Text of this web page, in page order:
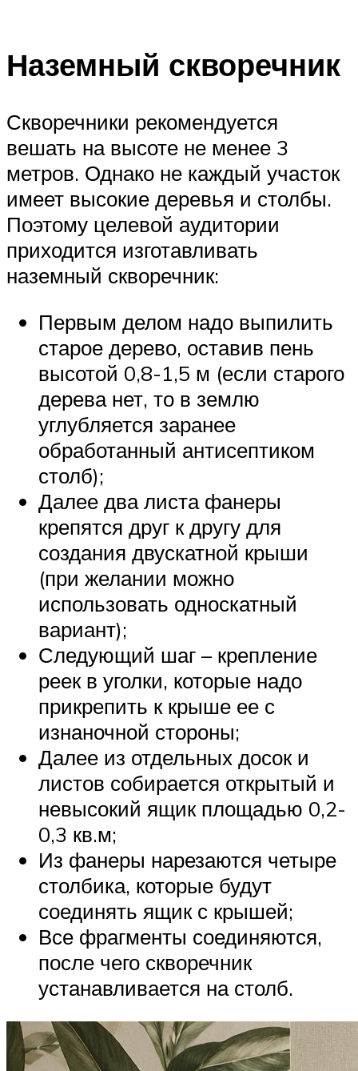
Наземный скворечник
Скворечники рекомендуется
вешать на высоте не менее 3
метров. Однако не каждый участок
имеет высокие деревья и столбы.
Поэтому целевой аудитории
приходится изготавливать
наземный скворечник:
Первым делом надо выпилить
старое дерево, оставив пень
высотой 0,8-1,5 м (если старого
дерева нет, то в землю
углубляется заранее
обработанный антисептиком
столб);
Далее два листа фанеры
крепятся друг к другу для
создания двускатной крыши
(при желании можно
использовать односкатный
вариант);
Следующий шаг – крепление
реек в уголки, которые надо
прикрепить к крыше ее с
изнаночной стороны;
Далее из отдельных досок и
листов собирается открытый и
невысокий ящик площадью 0,2-
0,3 кв.м;
Из фанеры нарезаются четыре
столбика, которые будут
соединять ящик с крышей;
Все фрагменты соединяются,
после чего скворечник
устанавливается на столб.